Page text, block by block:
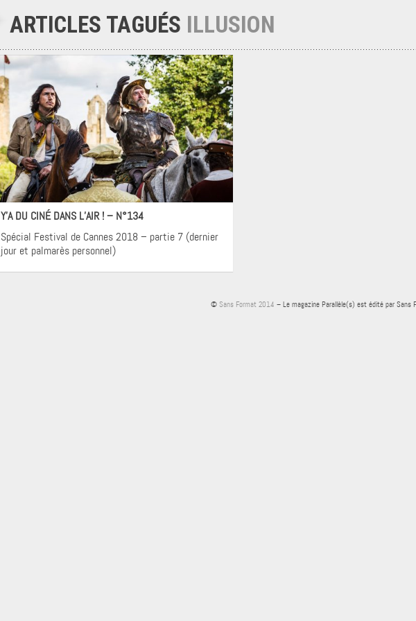
ARTICLES TAGUÉS ILLUSION
Cinéma
Y’A DU CINÉ DANS L’AIR ! – N°134
Spécial Festival de Cannes 2018 – partie 7 (dernier
jour et palmarès personnel)
© Sans Format 2014 – Le magazine Parallèle(s) est édité par Sans